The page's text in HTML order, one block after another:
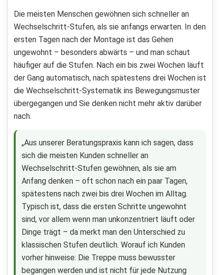
Die meisten Menschen gewöhnen sich schneller an
Wechselschritt-Stufen, als sie anfangs erwarten. In den
ersten Tagen nach der Montage ist das Gehen
ungewohnt – besonders abwärts – und man schaut
häufiger auf die Stufen. Nach ein bis zwei Wochen läuft
der Gang automatisch, nach spätestens drei Wochen ist
die Wechselschritt-Systematik ins Bewegungsmuster
übergegangen und Sie denken nicht mehr aktiv darüber
nach.
„Aus unserer Beratungspraxis kann ich sagen, dass
sich die meisten Kunden schneller an
Wechselschritt-Stufen gewöhnen, als sie am
Anfang denken – oft schon nach ein paar Tagen,
spätestens nach zwei bis drei Wochen im Alltag.
Typisch ist, dass die ersten Schritte ungewohnt
sind, vor allem wenn man unkonzentriert läuft oder
Dinge trägt – da merkt man den Unterschied zu
klassischen Stufen deutlich. Worauf ich Kunden
vorher hinweise: Die Treppe muss bewusster
begangen werden und ist nicht für jede Nutzung